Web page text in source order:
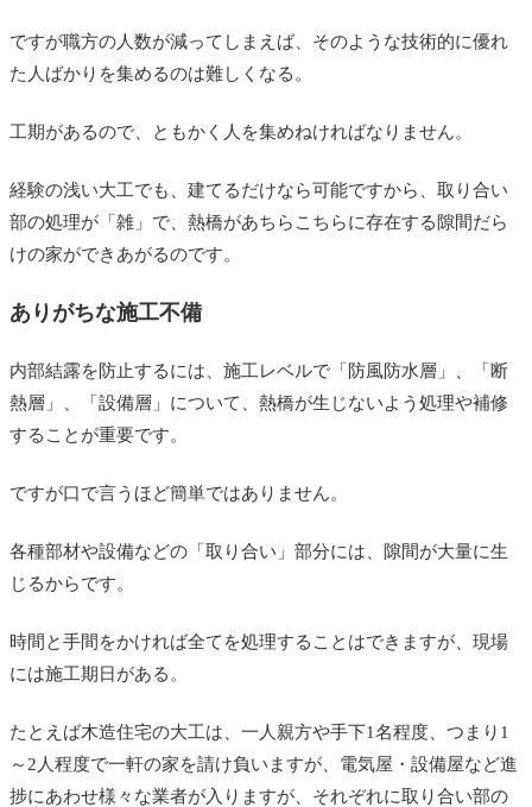
ですが職方の人数が減ってしまえば、そのような技術的に優れ
た人ばかりを集めるのは難しくなる。
工期があるので、ともかく人を集めねければなりません。
経験の浅い大工でも、建てるだけなら可能ですから、取り合い
部の処理が「雑」で、熱橋があちらこちらに存在する隙間だら
けの家ができあがるのです。
ありがちな施工不備
内部結露を防止するには、施工レベルで「防風防水層」、「断
熱層」、「設備層」について、熱橋が生じないよう処理や補修
することが重要です。
ですが口で言うほど簡単ではありません。
各種部材や設備などの「取り合い」部分には、隙間が大量に生
じるからです。
時間と手間をかければ全てを処理することはできますが、現場
には施工期日がある。
たとえば木造住宅の大工は、一人親方や手下1名程度、つまり1
～2人程度で一軒の家を請け負いますが、電気屋・設備屋など進
捗にあわせ様々な業者が入りますが、それぞれに取り合い部の